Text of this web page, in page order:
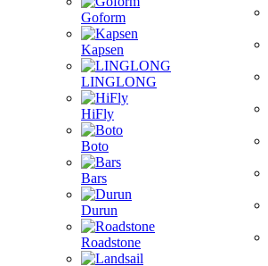
Goform
Kapsen
LINGLONG
HiFly
Boto
Bars
Durun
Roadstone